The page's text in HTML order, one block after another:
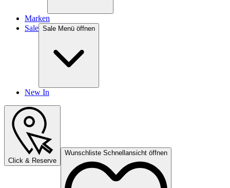
Marken
Sale Sale Menü öffnen
New In
Click & Reserve
Wunschliste Schnellansicht öffnen